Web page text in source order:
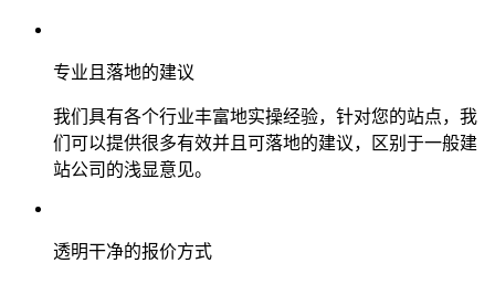
专业且落地的建议
我们具有各个行业丰富地实操经验，针对您的站点，我
们可以提供很多有效并且可落地的建议，区别于一般建
站公司的浅显意见。
透明干净的报价方式